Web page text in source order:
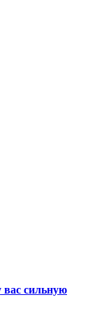
сильную